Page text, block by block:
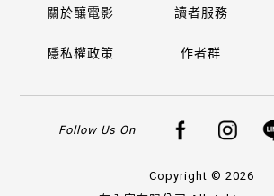
關於釀電影 讀者服務
隱私權政策 作者群
Follow Us On
Copyright © 2026